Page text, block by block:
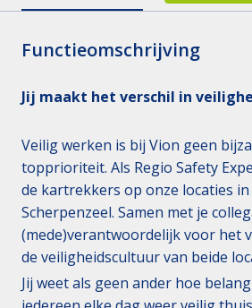
Functieomschrijving
Jij maakt het verschil in
Veilig werken is bij Vion geen
topprioriteit. Als Regio Safety
de kartrekkers op onze locaties
Scherpenzeel. Samen met je
(mede)verantwoordelijk voor het
de veiligheidscultuur van beide
Jij weet als geen ander hoe